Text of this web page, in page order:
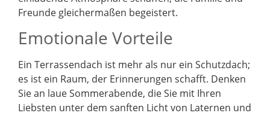
Freunde gleichermaßen begeistert.
Emotionale Vorteile
Ein Terrassendach ist mehr als nur ein Schutzdach;
es ist ein Raum, der Erinnerungen schafft. Denken
Sie an laue Sommerabende, die Sie mit Ihren
Liebsten unter dem sanften Licht von Laternen und